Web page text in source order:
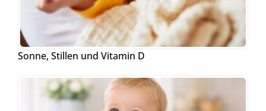
Sonne, Stillen und Vitamin D